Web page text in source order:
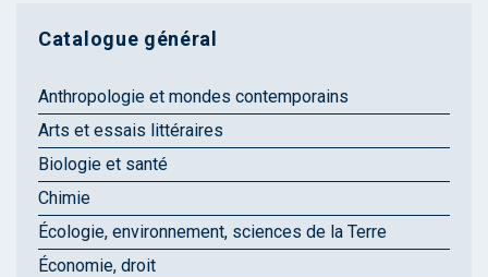
Catalogue général
Anthropologie et mondes contemporains
Arts et essais littéraires
Biologie et santé
Chimie
Écologie, environnement, sciences de la Terre
Économie, droit